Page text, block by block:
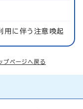
用に伴う注意喚起
プページへ戻る